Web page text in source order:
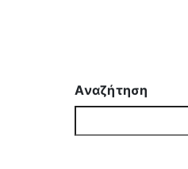
Αναζήτηση